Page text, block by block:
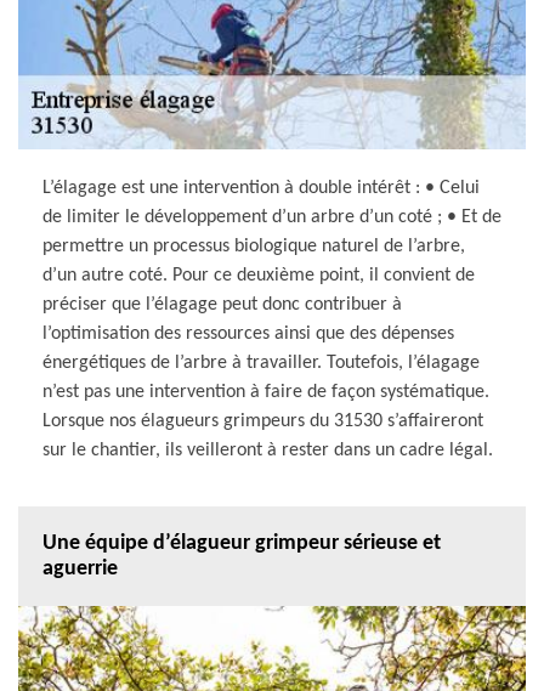
L’élagage est une intervention à double intérêt : • Celui
de limiter le développement d’un arbre d’un coté ; • Et de
permettre un processus biologique naturel de l’arbre,
d’un autre coté. Pour ce deuxième point, il convient de
préciser que l’élagage peut donc contribuer à
l’optimisation des ressources ainsi que des dépenses
énergétiques de l’arbre à travailler. Toutefois, l’élagage
n’est pas une intervention à faire de façon systématique.
Lorsque nos élagueurs grimpeurs du 31530 s’affaireront
sur le chantier, ils veilleront à rester dans un cadre légal.
Une équipe d’élagueur grimpeur sérieuse et
aguerrie